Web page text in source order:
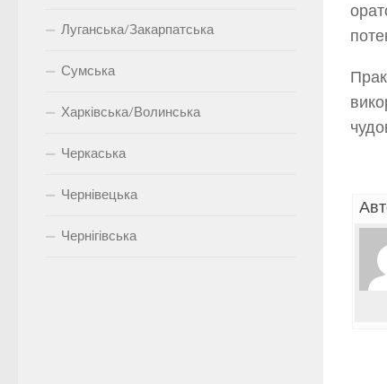
Луганська/Закарпатська
Сумська
Харківська/Волинська
Черкаська
Чернівецька
Чернігівська